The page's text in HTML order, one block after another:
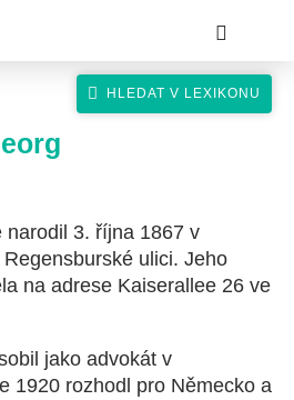
hledat
narodil 3. října 1867 v
ulici. Jeho
na adrese Kaiserallee 26 ve
jako advokát v
1920 rozhodl pro Německo a